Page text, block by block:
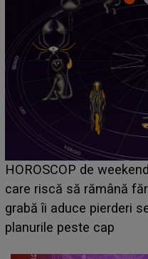
Emanuel a ținut
acum! În fața
face o
sa: "I-am spus și ei în